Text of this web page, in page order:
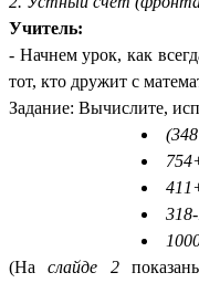
Учитель:
- Начнем урок, как
тот, кто дружит с
Задание: Вычислите,
(Наслайде 2